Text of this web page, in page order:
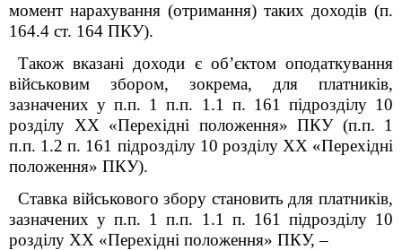
момент нарахування (отримання) таких доходів (п.
164.4 ст. 164 ПКУ).
Також вказані доходи є об’єктом оподаткування
військовим збором, зокрема, для платників,
зазначених у п.п. 1 п.п. 1.1 п. 161
підрозділу 10
розділу XX «Перехідні положення» ПКУ (п.п. 1
п.п. 1.2 п. 161 підрозділу 10 розділу XX «Перехідні
положення» ПКУ).
Ставка військового збору становить для платників,
зазначених у п.п. 1 п.п. 1.1 п. 161
підрозділу 10
розділу XX «Перехідні положення» ПКУ,–